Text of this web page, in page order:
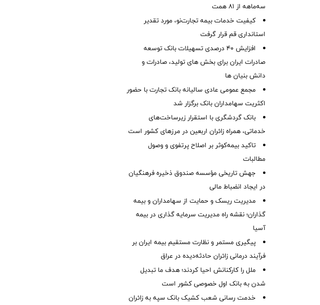
سه‌ماهه از 81 همت
کیفیت خدمات بیمه تجارت‌نو، مورد تقدیر
استانداری قم قرار گرفت
افزایش 40 درصدی تسهیلات بانک توسعه
صادرات ایران برای بخش های تولید، صادرات و
دانش بنیان ها
مجمع عمومی عادی سالیانه بانک تجارت با حضور
اکثریت سهامداران بانک برگزار شد
بانک گردشگری با استقرار زیرساخت‌های
خدماتی، همراه زائران اربعین در مرزهای کشور است
تاکید بیمه‌کوثر بر اصلاح پرتفوی و وصول
مطالبات ‌
جهش تاریخی مؤسسه صندوق ذخیره فرهنگیان
در ایجاد انضباط مالی
مدیریت ریسک و حمایت از سهامداران و بیمه
گذاران؛ نقشه راه مدیریت سرمایه گذاری در بیمه
آسیا
پیگیری مستمر و نظارت مستقیم بیمه ایران بر
فرآیند درمانی زائران حادثه‌دیده در عراق
ملل را کارکنانش احیا کردند؛ هدف ما تبدیل
شدن به بانک اول خصوصی کشور است
خدمت رسانی شعب کشیک بانک سپه به زائران